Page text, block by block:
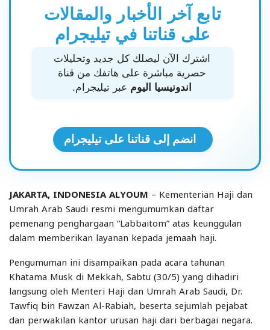
تابع آخر الأخبار والمقالات
على قناتنا في تيليجرام
اشترك الآن ليصلك كل جديد وتحليلات
حصرية مباشرة على هاتفك من قناة
اندونيسيا اليوم عبر تيليجرام.
انضم إلى قناتنا على تيليجرام
JAKARTA, INDONESIA ALYOUM – Kementerian Haji dan
Umrah Arab Saudi resmi mengumumkan daftar
pemenang penghargaan “Labbaitom” atas keunggulan
dalam memberikan layanan kepada jemaah haji.
Pengumuman ini disampaikan pada acara tahunan
Khatama Musk di Mekkah, Sabtu (30/5) yang dihadiri
langsung oleh Menteri Haji dan Umrah Arab Saudi, Dr.
Tawfiq bin Fawzan Al-Rabiah, beserta sejumlah pejabat
dan perwakilan kantor urusan haji dari berbagai negara.